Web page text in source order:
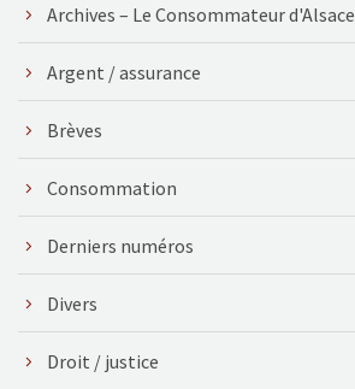
Archives – Le Consommateur d'Alsace
Argent / assurance
Brèves
Consommation
Derniers numéros
Divers
Droit / justice